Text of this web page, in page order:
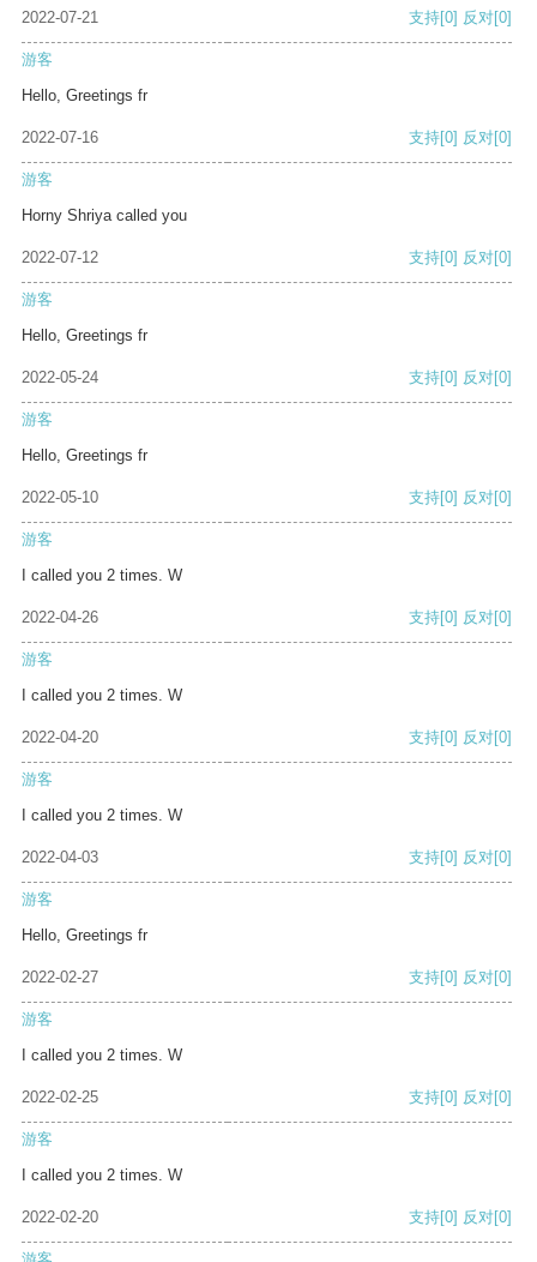
2022-07-21 支持[0] 反对[0]
游客
Hello, Greetings fr
2022-07-16 支持[0] 反对[0]
游客
Horny Shriya called you
2022-07-12 支持[0] 反对[0]
游客
Hello, Greetings fr
2022-05-24 支持[0] 反对[0]
游客
Hello, Greetings fr
2022-05-10 支持[0] 反对[0]
游客
I called you 2 times. W
2022-04-26 支持[0] 反对[0]
游客
I called you 2 times. W
2022-04-20 支持[0] 反对[0]
游客
I called you 2 times. W
2022-04-03 支持[0] 反对[0]
游客
Hello, Greetings fr
2022-02-27 支持[0] 反对[0]
游客
I called you 2 times. W
2022-02-25 支持[0] 反对[0]
游客
I called you 2 times. W
2022-02-20 支持[0] 反对[0]